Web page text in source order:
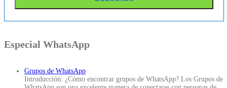
Especial WhatsApp
Grupos de WhatsApp
Introducción: ¿Cómo encontrar grupos de WhatsApp? Los Grupos de